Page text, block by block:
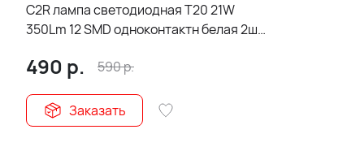
C2R лампа светодиодная Т20 21W
350Lm 12 SMD одноконтактн белая 2шт
490 р. 590р.
Заказать